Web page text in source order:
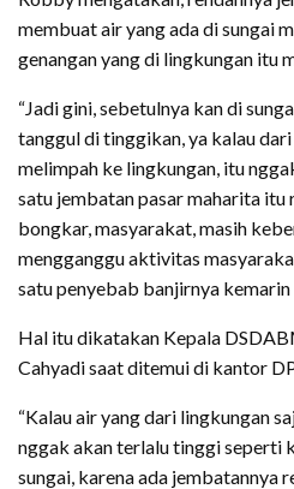
membuat air yang ada di sungai
genangan yang di lingkungan itu
“Jadi gini, sebetulnya kan di
tanggul di tinggikan, ya kalau
melimpah ke lingkungan, itu
satu jembatan pasar maharita itu
bongkar, masyarakat, masih
mengganggu aktivitas
satu penyebab banjirnya kemarin
Hal itu dikatakan Kepala
Cahyadi saat ditemui di kantor
“Kalau air yang dari lingkungan
nggak akan terlalu tinggi seperti
sungai, karena ada jembatannya